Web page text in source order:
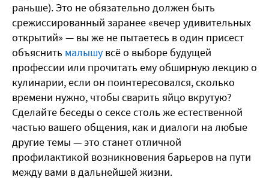
раньше). Это не обязательно должен быть
срежиссированный заранее «вечер удивительных
открытий» — вы же не пытаетесь в один присест
объяснить малышу всё о выборе будущей
профессии или прочитать ему обширную лекцию о
кулинарии, если он поинтересовался, сколько
времени нужно, чтобы сварить яйцо вкрутую?
Сделайте беседы о сексе столь же естественной
частью вашего общения, как и диалоги на любые
другие темы — это станет отличной
профилактикой возникновения барьеров на пути
между вами в дальнейшей жизни.